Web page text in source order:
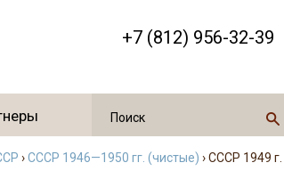
+7 (812) 956-32-39
›СССР 1946—1950 гг. (чистые) › СССР 1949 г.